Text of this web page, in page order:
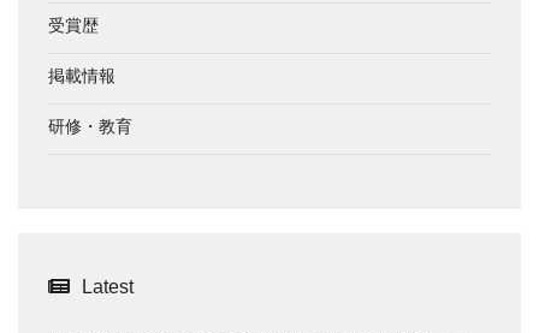
受賞歴
掲載情報
研修・教育
Latest